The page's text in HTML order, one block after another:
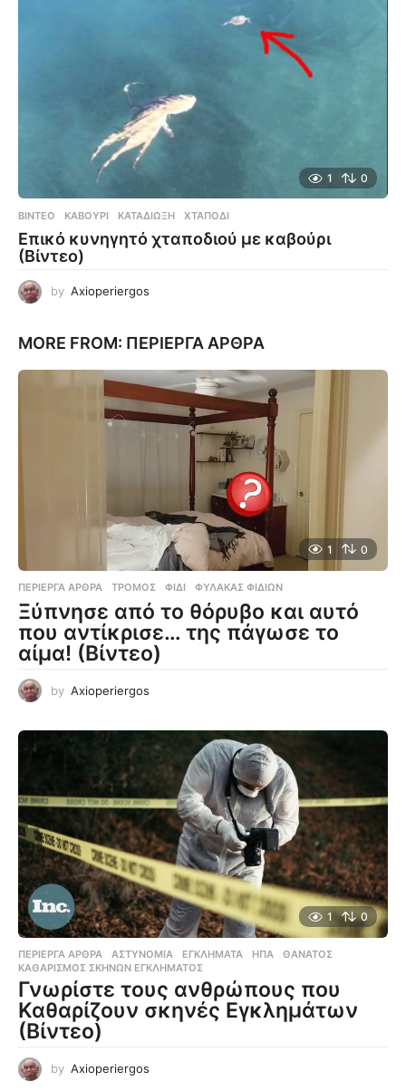
1 0
ΒΊΝΤΕΟ ΚΑΒΟΎΡΙ ,ΚΑΤΑΔΊΩΞΗ ,ΧΤΑΠΌΔΙ
Επικό κυνηγητό χταποδιού με καβούρι
(Βίντεο)
by Axioperiergos
MORE FROM: ΠΕΡΊΕΡΓΑ ΆΡΘΡΑ
1 0
ΠΕΡΊΕΡΓΑ ΆΡΘΡΑ ΤΡΌΜΟΣ ,ΦΊΔΙ ,ΦΎΛΑΚΑΣ ΦΙΔΙΏΝ
Ξύπνησε από το θόρυβο και αυτό
που αντίκρισε… της πάγωσε το
αίμα! (Βίντεο)
by Axioperiergos
1 0
ΠΕΡΊΕΡΓΑ ΆΡΘΡΑ ΑΣΤΥΝΟΜΊΑ ,ΕΓΚΛΉΜΑΤΑ ,ΗΠΑ ,ΘΆΝΑΤΟΣ
ΚΑΘΑΡΙΣΜΌΣ ΣΚΗΝΏΝ ΕΓΚΛΉΜΑΤΟΣ
Γνωρίστε τους ανθρώπους που
Καθαρίζουν σκηνές Εγκλημάτων
(Βίντεο)
by Axioperiergos